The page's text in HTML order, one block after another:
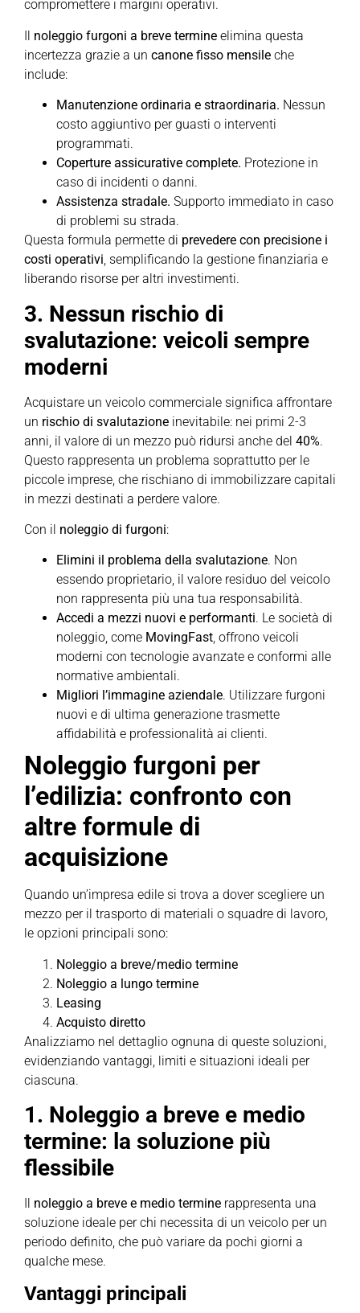
compromettere i margini operativi.
Il noleggio furgoni a breve termine elimina questa
incertezza grazie a un canone fisso mensile che
include:
Manutenzione ordinaria e straordinaria. Nessun
costo aggiuntivo per guasti o interventi
programmati.
Coperture assicurative complete. Protezione in
caso di incidenti o danni.
Assistenza stradale. Supporto immediato in caso
di problemi su strada.
Questa formula permette di prevedere con precisione i
costi operativi, semplificando la gestione finanziaria e
liberando risorse per altri investimenti.
3. Nessun rischio di
svalutazione: veicoli sempre
moderni
Acquistare un veicolo commerciale significa affrontare
un rischio di svalutazione inevitabile: nei primi 2-3
anni, il valore di un mezzo può ridursi anche del 40%.
Questo rappresenta un problema soprattutto per le
piccole imprese, che rischiano di immobilizzare capitali
in mezzi destinati a perdere valore.
Con il noleggio di furgoni:
Elimini il problema della svalutazione. Non
essendo proprietario, il valore residuo del veicolo
non rappresenta più una tua responsabilità.
Accedi a mezzi nuovi e performanti. Le società di
noleggio, come MovingFast, offrono veicoli
moderni con tecnologie avanzate e conformi alle
normative ambientali.
Migliori l’immagine aziendale. Utilizzare furgoni
nuovi e di ultima generazione trasmette
affidabilità e professionalità ai clienti.
Noleggio furgoni per
l’edilizia: confronto con
altre formule di
acquisizione
Quando un’impresa edile si trova a dover scegliere un
mezzo per il trasporto di materiali o squadre di lavoro,
le opzioni principali sono:
Noleggio a breve/medio termine
Noleggio a lungo termine
Leasing
Acquisto diretto
Analizziamo nel dettaglio ognuna di queste soluzioni,
evidenziando vantaggi, limiti e situazioni ideali per
ciascuna.
1. Noleggio a breve e medio
termine: la soluzione più
flessibile
Il noleggio a breve e medio termine rappresenta una
soluzione ideale per chi necessita di un veicolo per un
periodo definito, che può variare da pochi giorni a
qualche mese.
Vantaggi principali